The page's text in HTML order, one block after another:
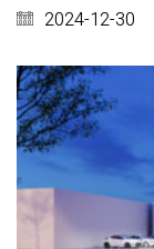
2024-12-30